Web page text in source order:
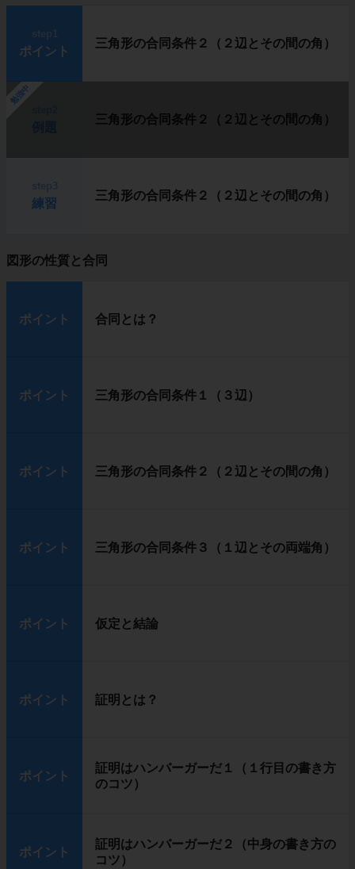
ポイント
三角形の合同条件２（２辺とその間の角）
勉強中
三角形の合同条件２（２辺とその間の角）
練習
三角形の合同条件２（２辺とその間の角）
図形の性質と合同
ポイント 合同とは？
ポイント 三角形の合同条件１（３辺）
ポイント 三角形の合同条件２（２辺とその間の角）
ポイント 三角形の合同条件３（１辺とその両端角）
ポイント 仮定と結論
ポイント 証明とは？
ポイント
証明はハンバーガーだ１（１行目の書き方
のコツ）
ポイント
証明はハンバーガーだ２（中身の書き方の
コツ）